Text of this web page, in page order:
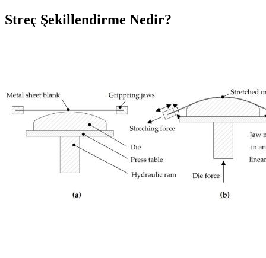
Streç Şekillendirme Nedir?